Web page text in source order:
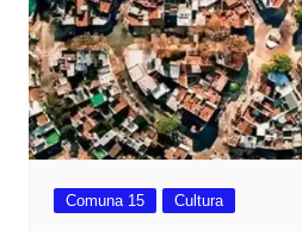
Comuna 15 Cultura